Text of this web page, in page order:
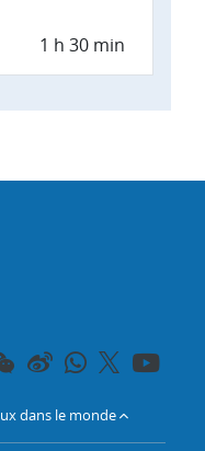
1 h 30 min
dans le monde